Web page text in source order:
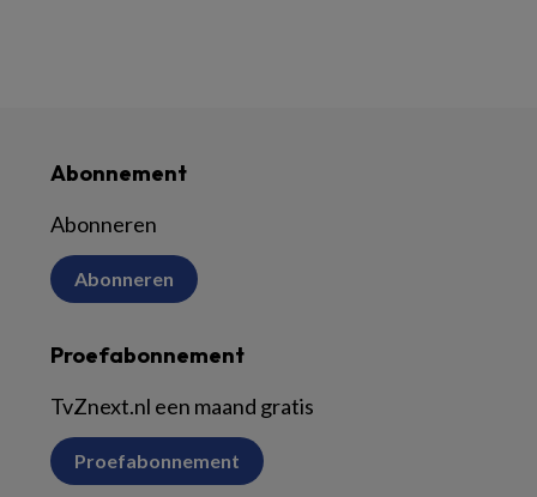
Abonnement
Abonneren
Abonneren
Proefabonnement
TvZnext.nl een maand gratis
Proefabonnement